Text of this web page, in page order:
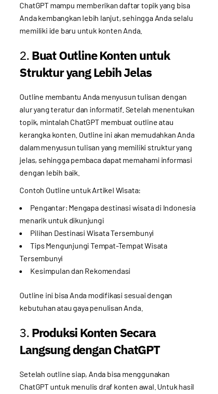
ChatGPT mampu memberikan daftar topik yang bisa
Anda kembangkan lebih lanjut, sehingga Anda selalu
memiliki ide baru untuk konten Anda.
2. Buat Outline Konten untuk
Struktur yang Lebih Jelas
Outline membantu Anda menyusun tulisan dengan
alur yang teratur dan informatif. Setelah menentukan
topik, mintalah ChatGPT membuat outline atau
kerangka konten. Outline ini akan memudahkan Anda
dalam menyusun tulisan yang memiliki struktur yang
jelas, sehingga pembaca dapat memahami informasi
dengan lebih baik.
Contoh Outline untuk Artikel Wisata:
Pengantar: Mengapa destinasi wisata di Indonesia
menarik untuk dikunjungi
Pilihan Destinasi Wisata Tersembunyi
Tips Mengunjungi Tempat-Tempat Wisata
Tersembunyi
Kesimpulan dan Rekomendasi
Outline ini bisa Anda modifikasi sesuai dengan
kebutuhan atau gaya penulisan Anda.
3. Produksi Konten Secara
Langsung dengan ChatGPT
Setelah outline siap, Anda bisa menggunakan
ChatGPT untuk menulis draf konten awal. Untuk hasil